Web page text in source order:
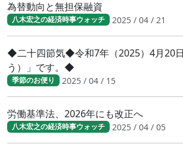
為替動向と無担保融資
八木宏之の経済時事ウォッチ 2025 / 04 / 21
◆二十四節気◆令和7年（2025）4月20
う）」です。◆
季節のお便り 2025 / 04 / 15
労働基準法、2026年にも改正へ
八木宏之の経済時事ウォッチ 2025 / 04 / 05